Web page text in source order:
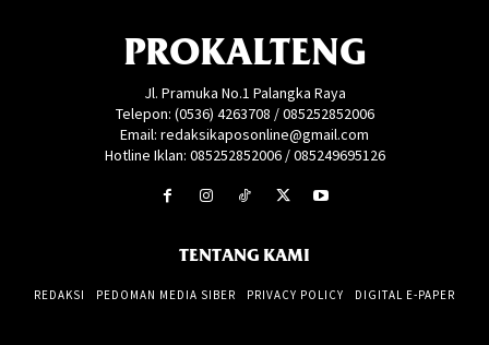
PROKALTENG
Jl. Pramuka No.1 Palangka Raya
Telepon: (0536) 4263708 / 085252852006
Email: redaksikaposonline@gmail.com
Hotline Iklan: 085252852006 / 085249695126
TENTANG KAMI
REDAKSI PEDOMAN MEDIA SIBER PRIVACY POLICY DIGITAL E-PAPER